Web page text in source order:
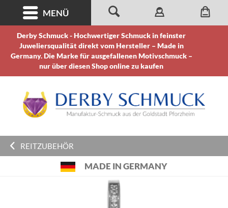
Derby Schmuck - Hochwertiger Schmuck in feinster
Juweliersqualität direkt vom Hersteller – Made in
Germany. Die Marke für ausgefallenen Motivschmuck –
nur über diesen Shop online zu kaufen
MENÜ
REITZUBEHÖR
MADE IN GERMANY